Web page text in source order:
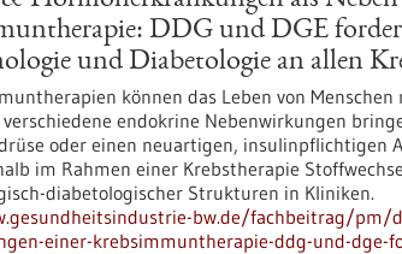
DDG und DGE
und Diabetologie an allen
können das Leben von
verschiedene endokrine Nebenwirkungen
oder einen neuartigen, insulinpflichtigen
im Rahmen einer Krebstherapie
diabetologischer Strukturen in Kliniken.
bw.de/fachbeitrag/pm/
einer-krebsimmuntherapie-ddg-und-dge-